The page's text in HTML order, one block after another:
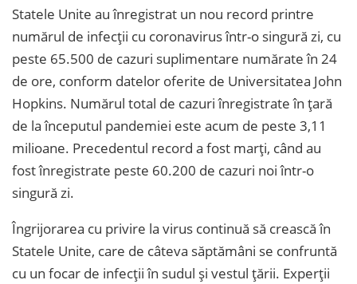
Statele Unite au înregistrat un nou record printre
numărul de infecții cu coronavirus într-o singură zi, cu
peste 65.500 de cazuri suplimentare numărate în 24
de ore, conform datelor oferite de Universitatea John
Hopkins. Numărul total de cazuri înregistrate în țară
de la începutul pandemiei este acum de peste 3,11
milioane. Precedentul record a fost marți, când au
fost înregistrate peste 60.200 de cazuri noi într-o
singură zi.
Îngrijorarea cu privire la virus continuă să crească în
Statele Unite, care de câteva săptămâni se confruntă
cu un focar de infecții în sudul și vestul țării. Experții